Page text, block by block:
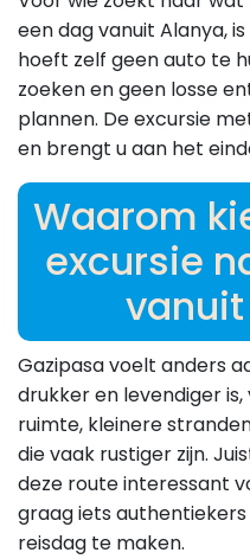
een dag vanuit Alanya,
hoeft zelf geen auto te
zoeken en geen losse
plannen. De excursie
en brengt u aan het
Waarom
excursie
Gazipasa voelt anders
drukker en levendiger
ruimte, kleinere
die vaak rustiger zijn.
deze route interessant
graag iets
reisdag te maken.